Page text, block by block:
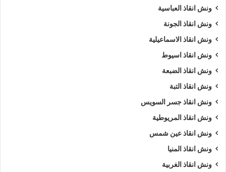
ونش انقاذ العباسية
ونش انقاذ الجونة
ونش انقاذ الاسماعيلية
ونش انقاذ اسيوط
ونش انقاذ الضبعة
ونش انقاذ التبة
ونش انقاذ جسر السويس
ونش انقاذ المريوطية
ونش انقاذ عين شمس
ونش انقاذ المنيا
ونش انقاذ الغربية